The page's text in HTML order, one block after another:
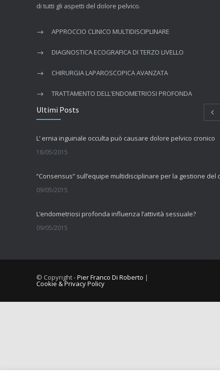
di tutti gli aspetti del dolore pelvico.
APPROCCIO CLINICO MULTIDISCIPLINARE
DIAGNOSTICA ECOGRAFICA DI TERZO LIVELLO
CHIRURGIA LAPAROSCOPICA AVANZATA
TRATTAMENTO DELL'ENDOMETRIOSI PROFONDA
Ultimi Posts
L’ ernia inguinale occulta può causare dolore pelvico cronico
18/05/2015
09/05/2015
L’endometriosi profonda influenza l’attività sessuale?
09/05/2015
Comorbilità tra dolore muscolo scheletrico cronico e
10/09/2014
© Copyright -Pier Franco Di Roberto |
Cookie & Privacy Policy